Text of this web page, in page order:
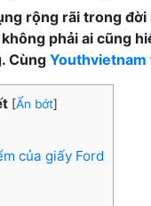
rộng rãi trong
phải ai cũng
Cùng Youthvietnam
[Ẩn bớt]
của giấy Ford